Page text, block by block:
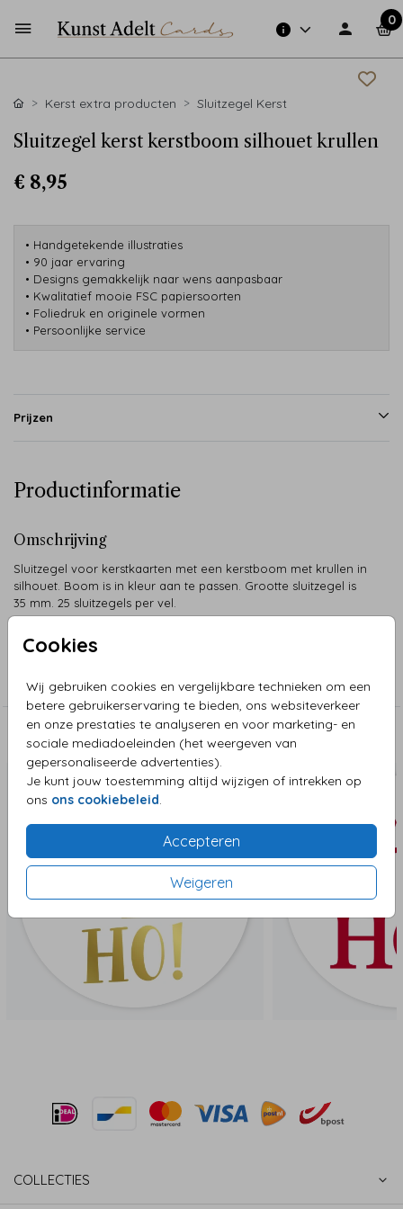
0
Cookies
Wij gebruiken cookies en vergelijkbare technieken om een
betere gebruikerservaring te bieden, ons websiteverkeer
en onze prestaties te analyseren en voor marketing- en
sociale mediadoeleinden (het weergeven van
gepersonaliseerde advertenties).
Je kunt jouw toestemming altijd wijzigen of intrekken op
ons ons cookiebeleid
Accepteren
Weigeren
Kerst extra producten Sluitzegel Kerst
Sluitzegel kerst kerstboom silhouet krullen
€ 8,95
• Handgetekende illustraties
• 90 jaar ervaring
• Designs gemakkelijk naar wens aanpasbaar
• Kwalitatief mooie FSC papiersoorten
• Foliedruk en originele vormen
• Persoonlijke service
Prijzen
Productinformatie
Omschrijving
Sluitzegel voor kerstkaarten met een kerstboom met krullen in
silhouet. Boom is in kleur aan te passen. Grootte sluitzegel is
35 mm. 25 sluitzegels per vel.
Collectie
Sluitzegel Kerst
Aanbevolen
COLLECTIES